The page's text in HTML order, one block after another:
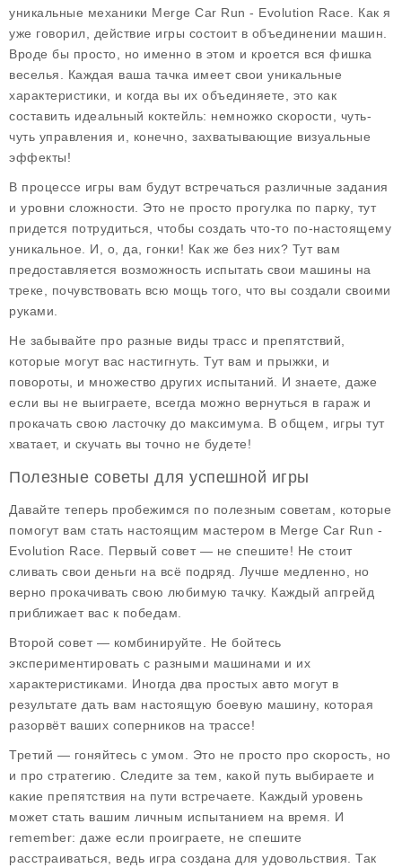
уникальные механики Merge Car Run - Evolution Race . Как я
уже говорил, действие игры состоит в объединении машин.
Вроде бы просто, но именно в этом и кроется вся фишка
веселья. Каждая ваша тачка имеет свои уникальные
характеристики, и когда вы их объединяете, это как
составить идеальный коктейль: немножко скорости, чуть-
чуть управления и, конечно, захватывающие визуальные
эффекты!
В процессе игры вам будут встречаться различные задания
и уровни сложности. Это не просто прогулка по парку, тут
придется потрудиться, чтобы создать что-то по-настоящему
уникальное. И, о, да, гонки! Как же без них? Тут вам
предоставляется возможность испытать свои машины на
треке, почувствовать всю мощь того, что вы создали своими
руками.
Не забывайте про разные виды трасс и препятствий,
которые могут вас настигнуть. Тут вам и прыжки, и
повороты, и множество других испытаний. И знаете, даже
если вы не выиграете, всегда можно вернуться в гараж и
прокачать свою ласточку до максимума. В общем, игры тут
хватает, и скучать вы точно не будете!
Полезные советы для успешной игры
Давайте теперь пробежимся по полезным советам , которые
помогут вам стать настоящим мастером в Merge Car Run -
Evolution Race . Первый совет — не спешите! Не стоит
сливать свои деньги на всё подряд. Лучше медленно, но
верно прокачивать свою любимую тачку. Каждый апгрейд
приближает вас к победам.
Второй совет — комбинируйте. Не бойтесь
экспериментировать с разными машинами и их
характеристиками. Иногда два простых авто могут в
результате дать вам настоящую боевую машину, которая
разорвёт ваших соперников на трассе!
Третий — гоняйтесь с умом. Это не просто про скорость, но
и про стратегию. Следите за тем, какой путь выбираете и
какие препятствия на пути встречаете. Каждый уровень
может стать вашим личным испытанием на время. И
remember: даже если проиграете, не спешите
расстраиваться, ведь игра создана для удовольствия. Так